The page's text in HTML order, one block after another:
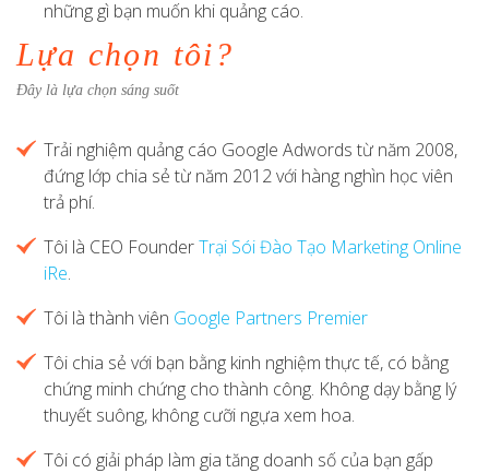
những gì bạn muốn khi quảng cáo.
Lựa chọn tôi?
Đây là lựa chọn sáng suốt
Trải nghiệm quảng cáo Google Adwords từ năm 2008,
đứng lớp chia sẻ từ năm 2012 với hàng nghìn học viên
trả phí.
Tôi là CEO FounderTrại Sói Đào Tạo Marketing Online
iRe.
Tôi là thành viên Google Partners Premier
Tôi chia sẻ với bạn bằng kinh nghiệm thực tế, có bằng
chứng minh chứng cho thành công. Không dạy bằng lý
thuyết suông, không cưỡi ngựa xem hoa.
Tôi có giải pháp làm gia tăng doanh số của bạn gấp